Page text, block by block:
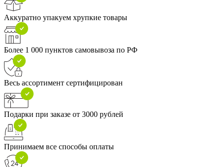
Аккуратно упакуем хрупкие товары
Более 1 000 пунктов самовывоза по РФ
Весь ассортимент сертифицирован
Подарки при заказе от 3000 рублей
Принимаем все способы оплаты